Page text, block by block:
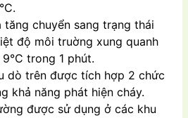
chuyển sang trạng thái
độ môi truờng xung quanh
trong 1 phút.
dò trên được tích hợp 2 chức
khả năng phát hiện cháy.
được sử dụng ở các khu